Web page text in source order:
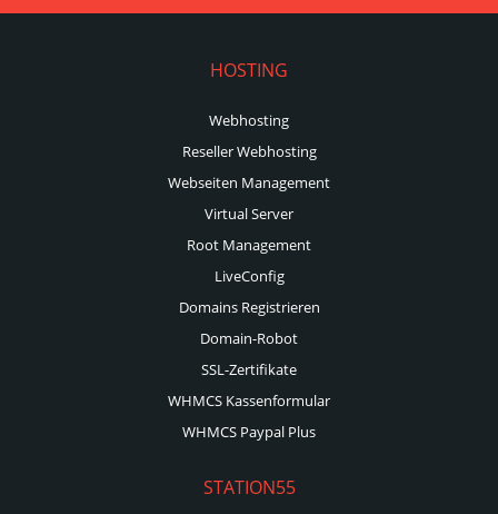
HOSTING
Webhosting
Reseller Webhosting
Webseiten Management
Virtual Server
Root Management
LiveConfig
Domains Registrieren
Domain-Robot
SSL-Zertifikate
WHMCS Kassenformular
WHMCS Paypal Plus
STATION55